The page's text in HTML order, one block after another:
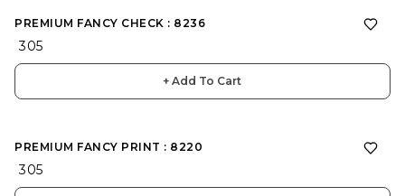
PREMIUM FANCY CHECK : 8236
₹ 305
+ Add To Cart
PREMIUM FANCY PRINT : 8220
₹ 305